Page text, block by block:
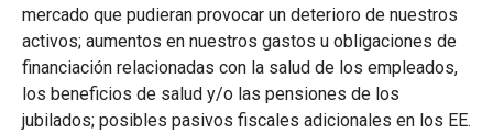
mercado que pudieran provocar un deterioro de nuestros
activos; aumentos en nuestros gastos u obligaciones de
financiación relacionadas con la salud de los empleados,
los beneficios de salud y/o las pensiones de los
jubilados; posibles pasivos fiscales adicionales en los EE.